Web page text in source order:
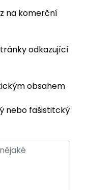
na komerční
odkazující
obsahem
nebo fašistitcký